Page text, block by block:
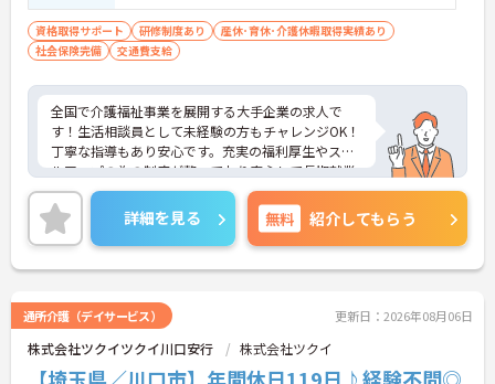
資格取得サポート 研修制度あり
産休･育休･介護休暇取得実績あり
社会保険完備
交通費支給
全国で介護福祉事業を展開する大手企業の求人で
す！生活相談員として未経験の方もチャレンジOK！
丁寧な指導もあり安心です。充実の福利厚生やスキ
ルアップの為の制度が整っており安心して長期就業
が可能です！
ご興味ある方には、面接のポイントなど、さらに詳
細をお話致しますのでお気軽にご相談ください。
詳細を見る 無料 紹介してもらう
通所介護（デイサービス） 更新日：2026年08月06日
株式会社ツクイツクイ川口安行 株式会社ツクイ